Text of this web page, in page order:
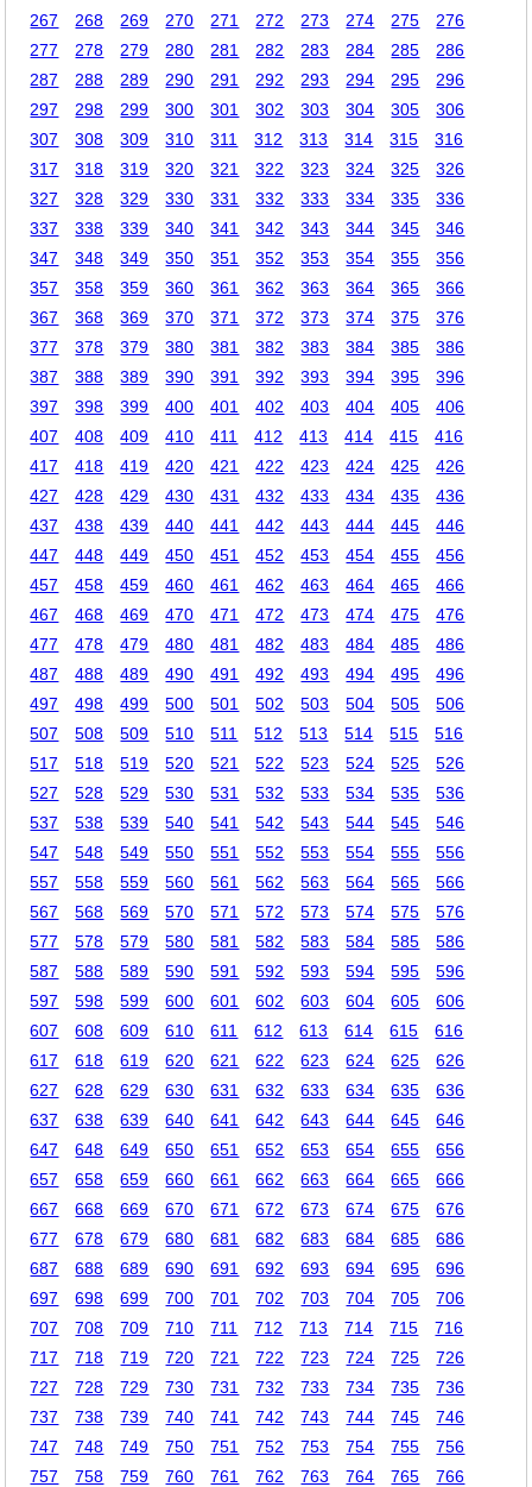
267 268 269 270 271 272 273 274 275
276
277
278 279 280 281 282 283 284 285
286
287
288 289 290 291 292 293 294 295
296
297
298 299 300 301 302 303 304 305
306
307
308 309 310 311 312 313 314 315
316
317
318 319 320 321 322 323 324 325
326
327
328 329 330 331 332 333 334 335
336
337
338 339 340 341 342 343 344 345
346
347
348 349 350 351 352 353 354 355
356
357
358 359 360 361 362 363 364 365
366
367
368 369 370 371 372 373 374 375
376
377
378 379 380 381 382 383 384 385
386
387
388 389 390 391 392 393 394 395
396
397
398 399 400 401 402 403 404 405
406
407
408 409 410 411 412 413 414 415
416
417
418 419 420 421 422 423 424 425
426
427
428 429 430 431 432 433 434 435
436
437
438 439 440 441 442 443 444 445
446
447
448 449 450 451 452 453 454 455
456
457
458 459 460 461 462 463 464 465
466
467
468 469 470 471 472 473 474 475
476
477
478 479 480 481 482 483 484 485
486
487
488 489 490 491 492 493 494 495
496
497
498 499 500 501 502 503 504 505
506
507
508 509 510 511 512 513 514 515
516
517
518 519 520 521 522 523 524 525
526
527
528 529 530 531 532 533 534 535
536
537
538 539 540 541 542 543 544 545
546
547
548 549 550 551 552 553 554 555
556
557
558 559 560 561 562 563 564 565
566
567
568 569 570 571 572 573 574 575
576
577
578 579 580 581 582 583 584 585
586
587
588 589 590 591 592 593 594 595
596
597
598 599 600 601 602 603 604 605
606
607
608 609 610 611 612 613 614 615
616
617
618 619 620 621 622 623 624 625
626
627
628 629 630 631 632 633 634 635
636
637
638 639 640 641 642 643 644 645
646
647
648 649 650 651 652 653 654 655
656
657
658 659 660 661 662 663 664 665
666
667
668 669 670 671 672 673 674 675
676
677
678 679 680 681 682 683 684 685
686
687
688 689 690 691 692 693 694 695
696
697
698 699 700 701 702 703 704 705
706
707
708 709 710 711 712 713 714 715
716
717
718 719 720 721 722 723 724 725
726
727
728 729 730 731 732 733 734 735
736
737
738 739 740 741 742 743 744 745
746
747
748 749 750 751 752 753 754 755
756
757
758 759 760 761 762 763 764 765
766